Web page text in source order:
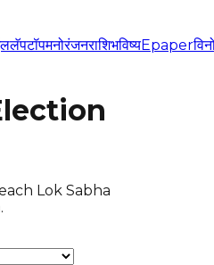
लॅपटॉपमनोरंजनराशिभविष्यEpaper
Lok Sabha